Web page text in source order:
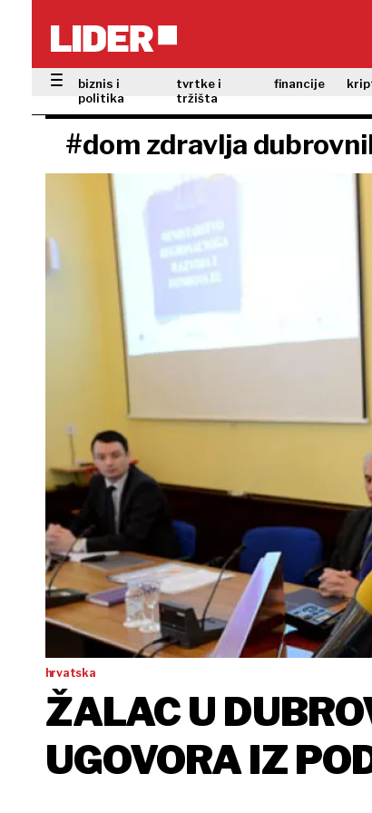
biznis i
politika
tvrtke i
tržišta
financije
#dom zdravlja
hrvatska
ŽALAC U
UGOVORA IZ